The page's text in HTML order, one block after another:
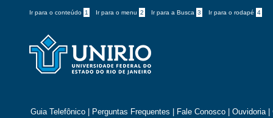
Ir para o conteúdo 1 Ir para o menu 2 Ir para a Busca 3 Ir para o rodapé 4
Guia Telefônico Perguntas Frequentes Fale Conosco Ouvidoria